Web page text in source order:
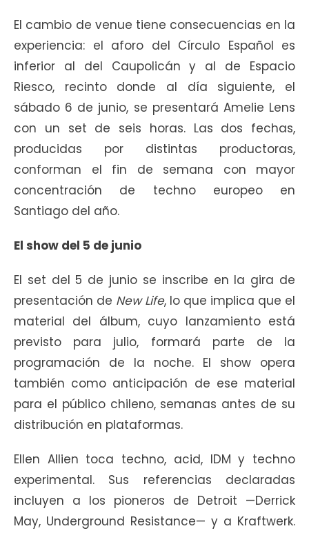
El cambio de venue tiene consecuencias en la
experiencia: el aforo del Círculo Español es
inferior al del Caupolicán y al de Espacio
Riesco, recinto donde al día siguiente, el
sábado 6 de junio, se presentará Amelie Lens
con un set de seis horas. Las dos fechas,
producidas por distintas productoras,
conforman el fin de semana con mayor
concentración de techno europeo en
Santiago del año.
El show del 5 de junio
El set del 5 de junio se inscribe en la gira de
presentación de New Life, lo que implica que el
material del álbum, cuyo lanzamiento está
previsto para julio, formará parte de la
programación de la noche. El show opera
también como anticipación de ese material
para el público chileno, semanas antes de su
distribución en plataformas.
Ellen Allien toca techno, acid, IDM y techno
experimental. Sus referencias declaradas
incluyen a los pioneros de Detroit —Derrick
May, Underground Resistance— y a Kraftwerk.